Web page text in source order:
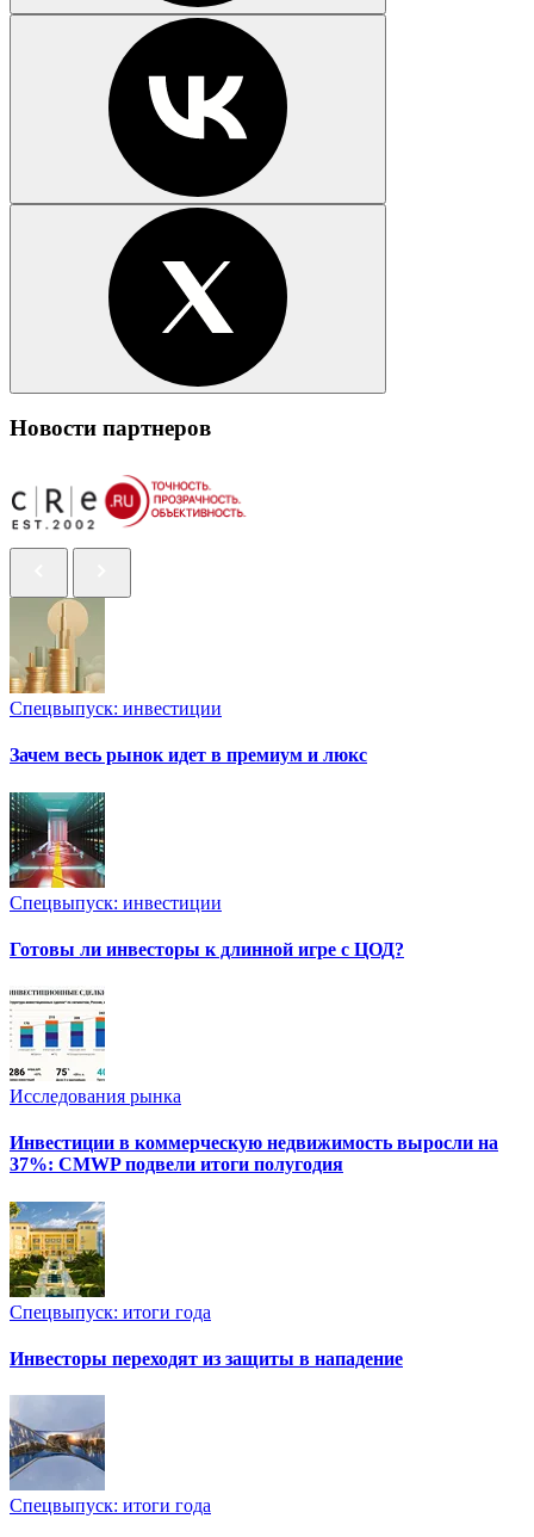
Новости партнеров
Спецвыпуск: инвестиции
Зачем весь рынок идет в премиум и люкс
Спецвыпуск: инвестиции
Готовы ли инвесторы к длинной игре с ЦОД?
Исследования рынка
Инвестиции в коммерческую недвижимость выросли на
37%: CMWP подвели итоги полугодия
Спецвыпуск: итоги года
Инвесторы переходят из защиты в нападение
Спецвыпуск: итоги года